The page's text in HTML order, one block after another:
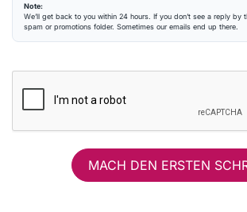
Note:
We’ll get back to you within 24 hours. If you don’t see a reply by
spam or promotions folder. Sometimes our emails end up there.
MACH DEN ERSTEN